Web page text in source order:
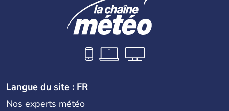
représenté par le Roi Willem-Alexander.depuis le 30
Langue du site : FR
Nos experts météo